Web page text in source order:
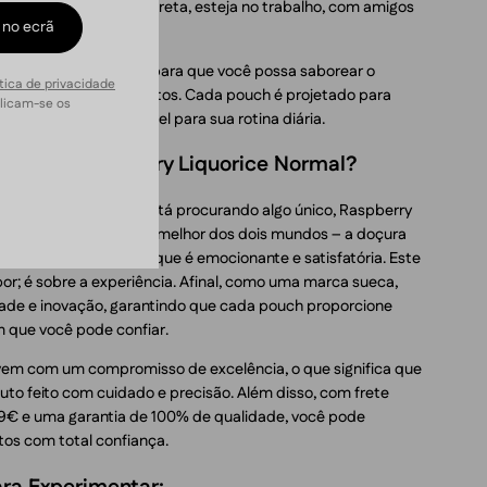
ecrã
de privacidade
se os
de maneira discreta, esteja no trabalho, com amigos
suave e consistente, para que você possa saborear o
com picos abruptos. Cada pouch é projetado para
uma escolha confiável para sua rotina diária.
No. 8 Raspberry Liquorice Normal?
marcantes e está procurando algo único, Raspberry
Ele combina o melhor dos dois mundos – a doçura
– de uma maneira que é emocionante e satisfatória. Este
é sobre a experiência. Afinal, como uma marca sueca,
e inovação, garantindo que cada pouch proporcione
que você pode confiar.
com um compromisso de excelência, o que significa que
feito com cuidado e precisão. Além disso, com frete
e uma garantia de 100% de qualidade, você pode
com total confiança.